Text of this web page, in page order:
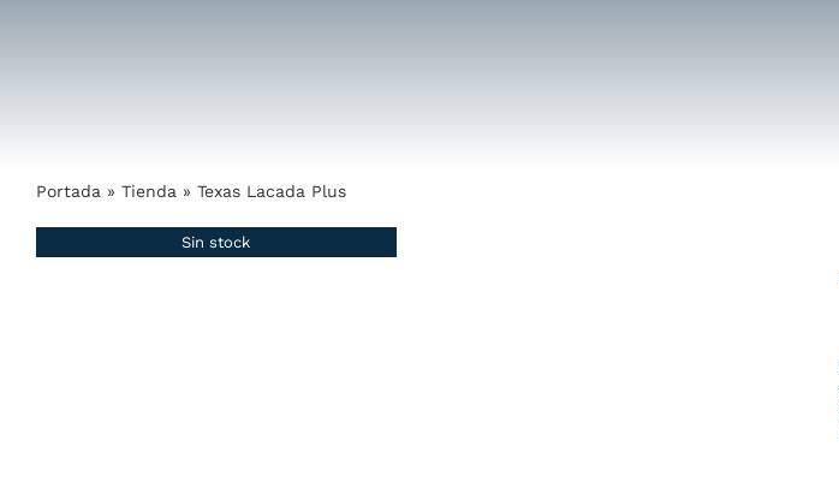
Portada » Tienda » Texas Lacada Plus
Sin stock